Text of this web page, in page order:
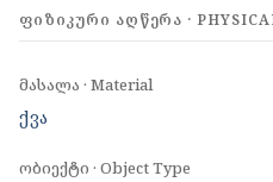
ᲤᲘᲖᲘᲙᲣᲠᲘ ᲐᲦᲬᲔᲠᲐ ·
მასალა · Material
ქვა
ობიექტი · Object Type